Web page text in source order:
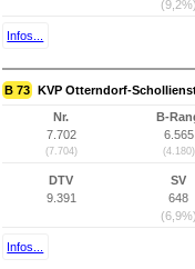
(9,2%)
Infos...
B 73 KVP Otterndorf-
Nr.
7.702
(7.704)
B-
6.565
(4.180)
DTV
9.391
SV
648
(6,9%)
Infos...